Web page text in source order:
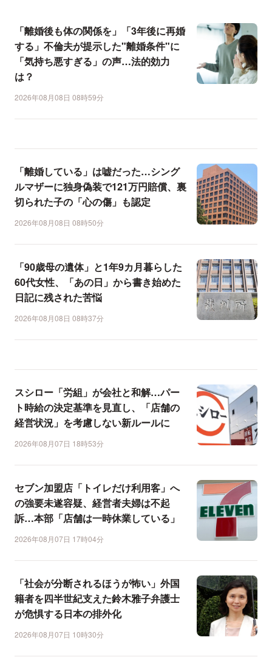
「離婚後も体の関係を」「3年後に再婚
する」不倫夫が提示した"離婚条件"に
「気持ち悪すぎる」の声…法的効力
は？
2026年08月08日 08時59分
「離婚している」は嘘だった…シング
ルマザーに独身偽装で121万円賠償、裏
切られた子の「心の傷」も認定
2026年08月08日 08時50分
「90歳母の遺体」と1年9カ月暮らした
60代女性、「あの日」から書き始めた
日記に残された苦悩
2026年08月08日 08時37分
スシロー「労組」が会社と和解…パー
ト時給の決定基準を見直し、「店舗の
経営状況」を考慮しない新ルールに
2026年08月07日 18時53分
セブン加盟店「トイレだけ利用客」へ
の強要未遂容疑、経営者夫婦は不起
訴…本部「店舗は一時休業している」
2026年08月07日 17時04分
「社会が分断されるほうが怖い」外国
籍者を四半世紀支えた鈴木雅子弁護士
が危惧する日本の排外化
2026年08月07日 10時30分